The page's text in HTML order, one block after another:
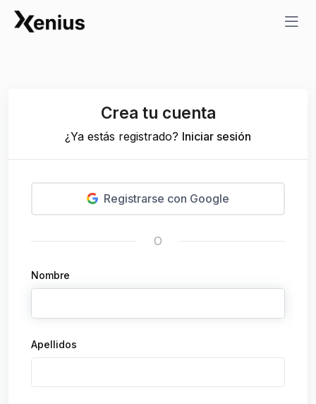
Crea tu cuenta
¿Ya estás registrado? Iniciar sesión
Registrarse con Google
O
Nombre
Apellidos